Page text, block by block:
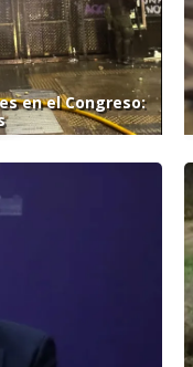
en el Congreso: